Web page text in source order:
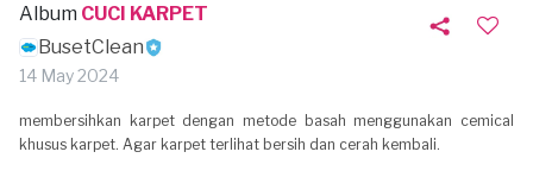
Album CUCI KARPET
BusetClean
14 May 2024
membersihkan karpet dengan metode basah menggunakan cemical
khusus karpet. Agar karpet terlihat bersih dan cerah kembali.